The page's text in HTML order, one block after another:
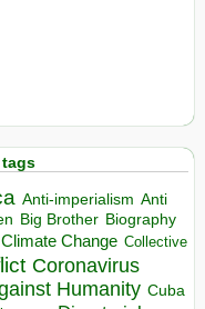
tags
Anti-imperialism Anti
Big Brother Biography
Climate Change Collective
Coronavirus
Humanity Cuba